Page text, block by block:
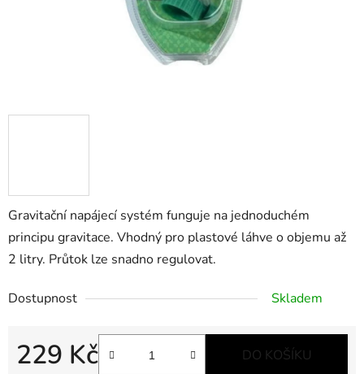
Gravitační napájecí systém funguje na jednoduchém
principu gravitace. Vhodný pro plastové láhve o objemu až
2 litry. Průtok lze snadno regulovat.
Dostupnost Skladem
229 Kč DO KOŠÍKU